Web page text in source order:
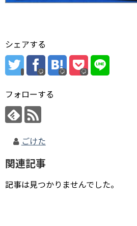
シェアする
フォローする
ごけた
関連記事
記事は見つかりませんでした。